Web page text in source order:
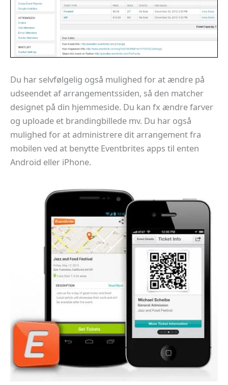
Du har selvfølgelig også mulighed for at ændre på
udseendet af arrangementssiden, så den matcher
designet på din hjemmeside. Du kan fx ændre farver
og uploade et brandingbillede mv. Du har også
mulighed for at administrere dit arrangement fra
mobilen ved at benytte Eventbrites apps til enten
Android eller iPhone.